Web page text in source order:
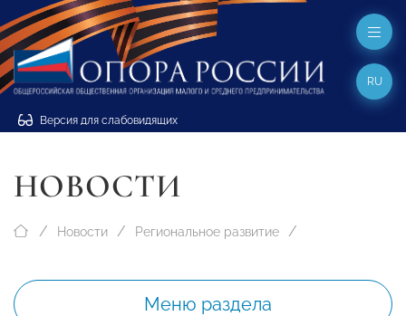
Версия для слабовидящих
RU
НОВОСТИ
Новости Региональное развитие
Меню раздела